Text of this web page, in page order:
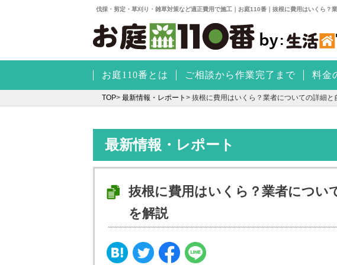
伐採・剪定・草刈り・雑草対策など適正費用で施工｜お庭110番｜抜根に費用はいくら？
お庭110番とは ご相談から作業完了まで 料金
TOP> 最新情報・レポート > 抜根に費用はいくら？業者についての詳細
最新情報・レポート
抜根に費用はいくら？業者につい
を解説